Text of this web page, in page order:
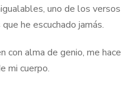
uno de los versos
he escuchado jamás.
con alma de genio, me hace
mi cuerpo.